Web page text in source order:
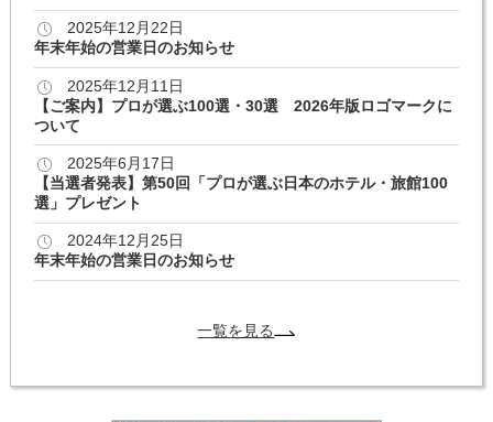
2025年12月22日
年末年始の営業日のお知らせ
2025年12月11日
【ご案内】プロが選ぶ100選・30選 2026年版ロゴマークに
ついて
2025年6月17日
【当選者発表】第50回「プロが選ぶ日本のホテル・旅館100
選」プレゼント
2024年12月25日
年末年始の営業日のお知らせ
一覧を見る